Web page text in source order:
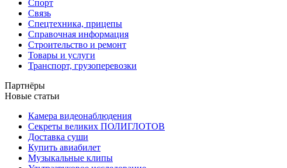
Спорт
Связь
Спецтехника, прицепы
Справочная информация
Строительство и ремонт
Товары и услуги
Транспорт, грузоперевозки
Партнёры
Новые статьи
Камера видеонаблюдения
Секреты великих ПОЛИГЛОТОВ
Доставка суши
Купить авиабилет
Музыкальные клипы